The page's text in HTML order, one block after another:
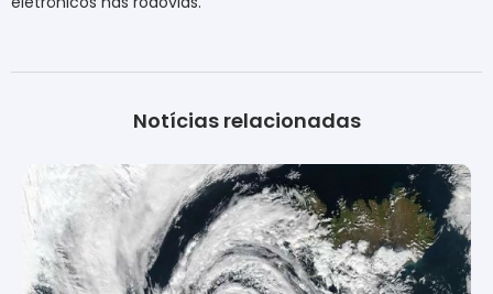
Notícias relacionadas